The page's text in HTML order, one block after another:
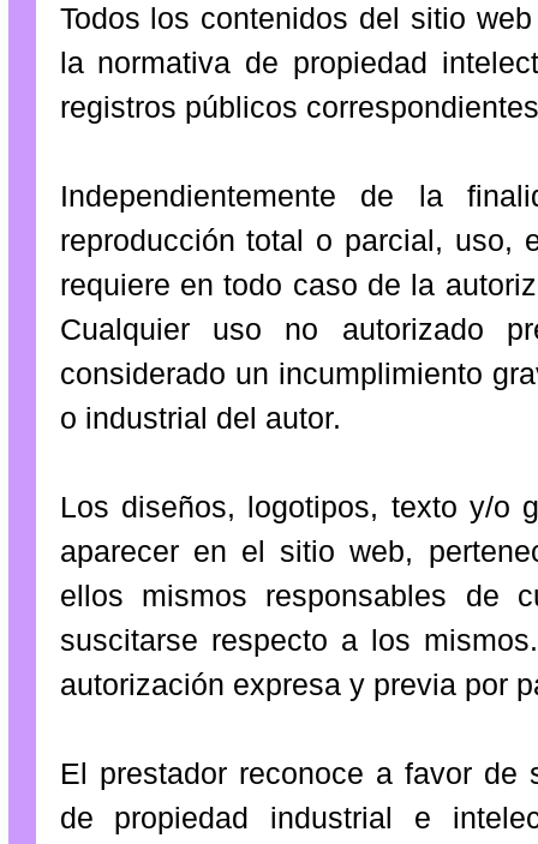
Todos los contenidos del sitio
la normativa de propiedad
registros públicos
Independientemente de la
reproducción total o parcial, uso,
requiere en todo caso de la
Cualquier uso no autorizado
considerado un incumplimiento
o industrial del autor.
Los diseños, logotipos, texto y/o
aparecer en el sitio web,
ellos mismos responsables de
suscitarse respecto a los
autorización expresa y previa por
El prestador reconoce a favor de
de propiedad industrial e